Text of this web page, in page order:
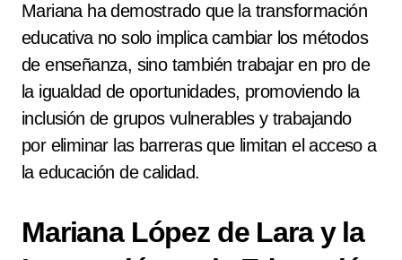
Mariana ha demostrado que la transformación
educativa no solo implica cambiar los métodos
de enseñanza, sino también trabajar en pro de
la igualdad de oportunidades, promoviendo la
inclusión de grupos vulnerables y trabajando
por eliminar las barreras que limitan el acceso a
la educación de calidad.
Mariana López de Lara y la